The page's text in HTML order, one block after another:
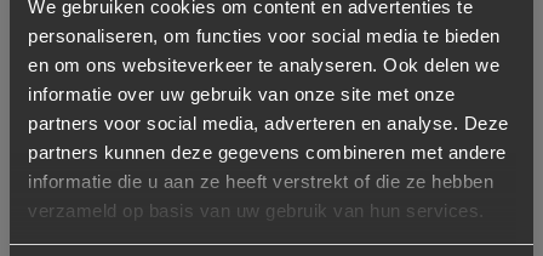
We gebruiken cookies om content en advertenties te
personaliseren, om functies voor social media te bieden
en om ons websiteverkeer te analyseren. Ook delen we
informatie over uw gebruik van onze site met onze
partners voor social media, adverteren en analyse. Deze
partners kunnen deze gegevens combineren met andere
informatie die u aan ze heeft verstrekt of die ze hebben
verzameld op basis van uw gebruik van hun services.
-87%
Salontafel Dylan Marmer
– Zwart (showroom
model)
Salontafel Major Marmer
– 60 x 60 cm